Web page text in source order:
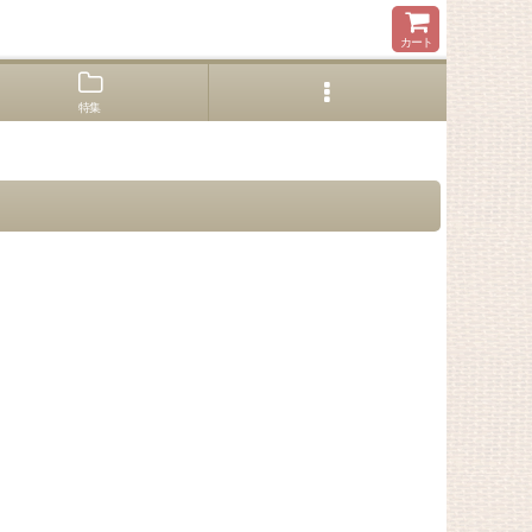
カート
特集